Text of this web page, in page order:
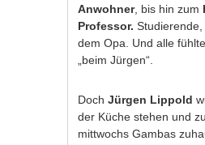
Anwohner, bis hin zum
Professor.
dem Opa. Und alle
„beim Jürgen“.
DochJürgen Lippold
der Küche stehen und
mittwochs Gambas